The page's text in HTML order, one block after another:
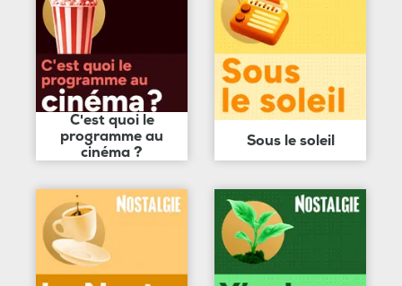
C'est quoi le
programme au
cinéma ?
Sous le soleil